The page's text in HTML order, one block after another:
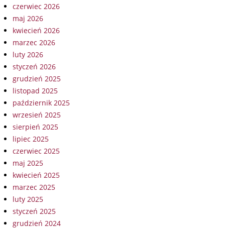
czerwiec 2026
maj 2026
kwiecień 2026
marzec 2026
luty 2026
styczeń 2026
grudzień 2025
listopad 2025
październik 2025
wrzesień 2025
sierpień 2025
lipiec 2025
czerwiec 2025
maj 2025
kwiecień 2025
marzec 2025
luty 2025
styczeń 2025
grudzień 2024